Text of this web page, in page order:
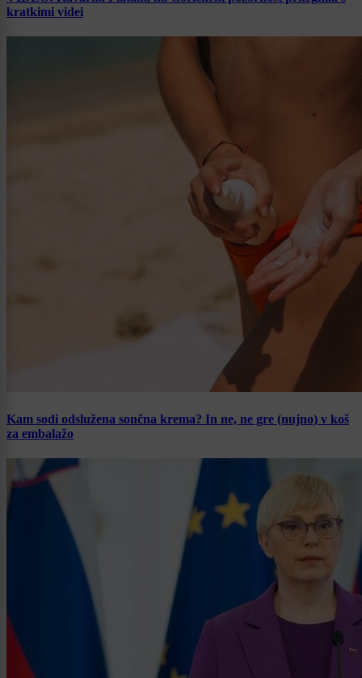
kratkimi videi
Kam sodi odslužena sončna krema? In ne, ne gre (nujno) v koš
za embalažo